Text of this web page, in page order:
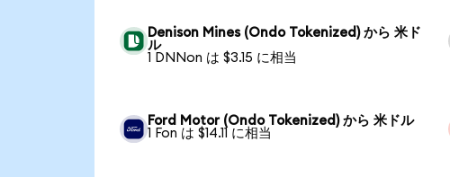
Denison Mines (Ondo Tokenized) から 米ド
ル
1 DNNon は $3.15 に相当
Ford Motor (Ondo Tokenized) から 米ドル
1 Fon は $14.11 に相当